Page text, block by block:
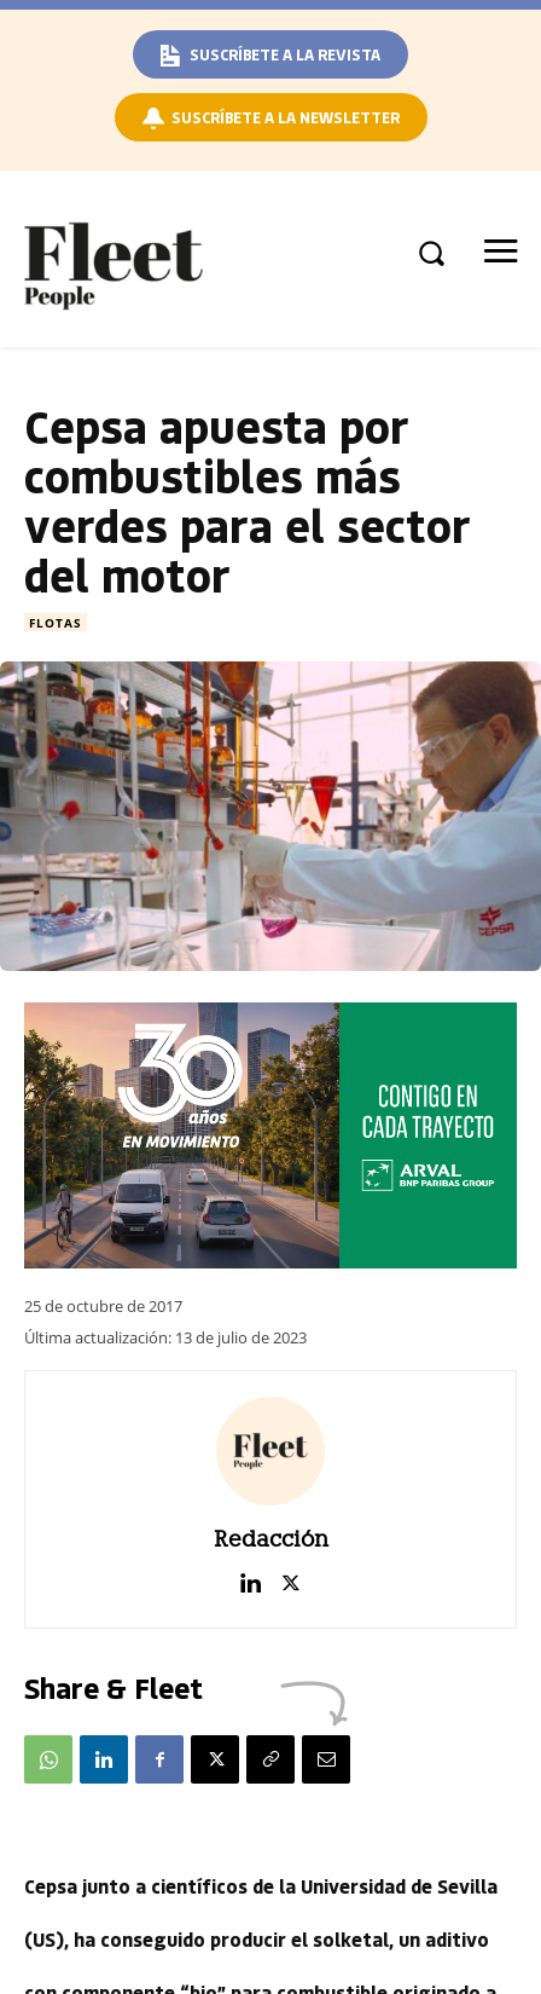
SUSCRÍBETE A LA REVISTA
SUSCRÍBETE A LA NEWSLETTER
Cepsa apuesta por
combustibles más
verdes para el sector
del motor
FLOTAS
25 de octubre de 2017
Última actualización: 13 de julio de 2023
Redacción
Share & Fleet
Cepsa junto a científicos de la Universidad de Sevilla
(US), ha conseguido producir el solketal, un aditivo